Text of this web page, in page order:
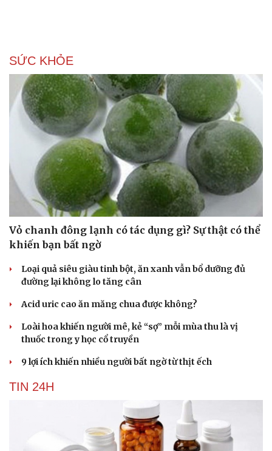
SmartAds chính thức ra mắt tính năng Targeting
theo 'cảm xúc'
Đây là bước mở rộng quan trọng trong hệ sinh thái contextual
targeting.
SỨC KHỎE
Vỏ chanh đông lạnh có tác dụng gì? Sự thật có thể
khiến bạn bất ngờ
Loại quả siêu giàu tinh bột, ăn xanh vẫn bổ dưỡng đủ
đường lại không lo tăng cân
Acid uric cao ăn măng chua được không?